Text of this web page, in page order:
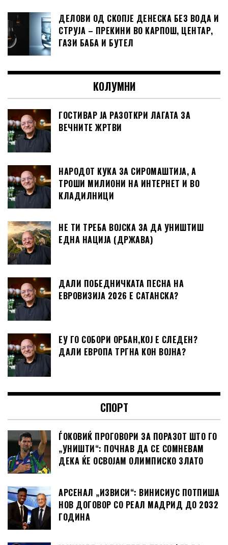
ДЕЛОВИ ОД СКОПЈЕ ДЕНЕСКА БЕЗ ВОДА И
СТРУЈА – ПРЕКИНИ ВО КАРПОШ, ЦЕНТАР,
ГАЗИ БАБА И БУТЕЛ
КОЛУМНИ
ГОСТИВАР ЈА РАЗОТКРИ ЛАГАТА ЗА
ВЕЧНИТЕ ЖРТВИ
НАРОДОТ КУКА ЗА СИРОМАШТИЈА, А
ТРОШИ МИЛИОНИ НА ИНТЕРНЕТ И ВО
КЛАДИЛНИЦИ
НЕ ТИ ТРЕБА ВОЈСКА ЗА ДА УНИШТИШ
ЕДНА НАЦИЈА (ДРЖАВА)
ДАЛИ ПОБЕДНИЧКАТА ПЕСНА НА
ЕВРОВИЗИЈА 2026 Е САТАНСКА?
ЕУ ГО СОБОРИ ОРБАН,КОЈ Е СЛЕДЕН?
ДАЛИ ЕВРОПА ТРГНА КОН ВОЈНА?
СПОРТ
ЃОКОВИЌ ПРОГОВОРИ ЗА ПОРАЗОТ ШТО ГО
„УНИШТИ“: ПОЧНАВ ДА СЕ СОМНЕВАМ
ДЕКА ЌЕ ОСВОЈАМ ОЛИМПИСКО ЗЛАТО
АРСЕНАЛ „ИЗВИСИ“: ВИНИСИУС ПОТПИША
НОВ ДОГОВОР СО РЕАЛ МАДРИД ДО 2032
ГОДИНА